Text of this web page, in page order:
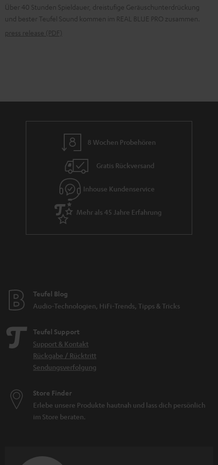
Über 40 Stunden Spieldauer, dreistufige Geräuschunterdrückung
und bester Teufel Sound kommen im REAL BLUE PRO zusammen.
press release (PDF)
8 Wochen Probehören
Gratis Rückversand
Inhouse Kundenservice
Mehr als 45 Jahre Erfahrung
Teufel Blog
Audio-Technologien, HiFi-Trends, Tipps & Tricks
Teufel Support
Support & Kontakt
Rückgabe / Rücktritt
Sendungsverfolgung
Store Finder
Erlebe unsere Produkte hautnah und lass dich persönlich
im Store beraten.